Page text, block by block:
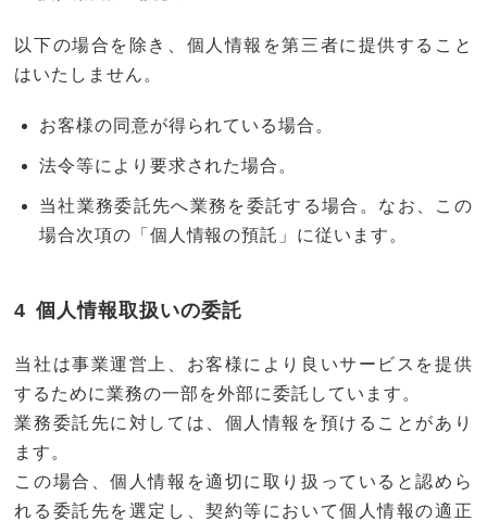
以下の場合を除き、個人情報を第三者に提供すること
はいたしません。
お客様の同意が得られている場合。
法令等により要求された場合。
当社業務委託先へ業務を委託する場合。なお、この
場合次項の「個人情報の預託」に従います。
個人情報取扱いの委託
当社は事業運営上、お客様により良いサービスを提供
するために業務の一部を外部に委託しています。
業務委託先に対しては、個人情報を預けることがあり
ます。
この場合、個人情報を適切に取り扱っていると認めら
れる委託先を選定し、契約等において個人情報の適正